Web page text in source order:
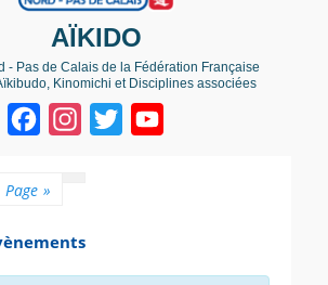
AÏKIDO
- Pas de Calais de la Fédération Française
Kinomichi et Disciplines associées
FacebookInstagram
Twitter
Page »